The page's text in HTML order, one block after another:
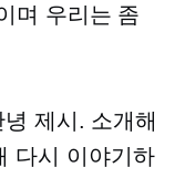
며 우리는 좀
제시. 소개해
다시 이야기하